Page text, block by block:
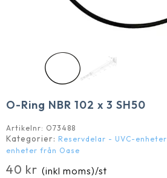
O-Ring NBR 102 x 3 SH50
Artikelnr: O73488
Kategorier: Reservdelar - UVC-enheter
enheter från Oase
40 kr (inkl moms)/st